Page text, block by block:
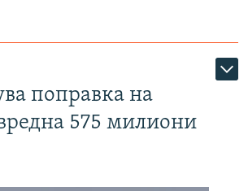
поправка на
575 милиони